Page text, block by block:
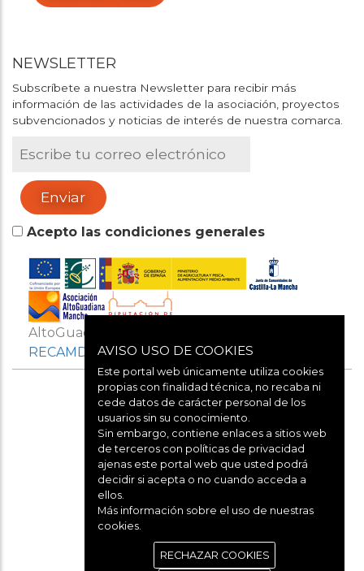
NEWSLETTER
Subscríbete a nuestra Newsletter para recibir más
información de las actividades de la asociación, proyectos
subvencionados y noticias de interés de nuestra comarca.
Acepto las condiciones generales
AltoGuadianaMancha es miembro de
RECAMDERYREDR
Política de cookies
AVISO USO DE COOKIES
Este portal web únicamente utiliza cookies
propias con finalidad técnica, no recaba ni
cede datos de carácter personal de los
usuarios sin su conocimiento.
Sin embargo, contiene enlaces a sitios web
de terceros con políticas de privacidad
ajenas este portal web que usted podrá
decidir si acepta o no cuando acceda a
ellos.
Más información sobre el uso de nuestras
cookies.
RECHAZAR COOKIES